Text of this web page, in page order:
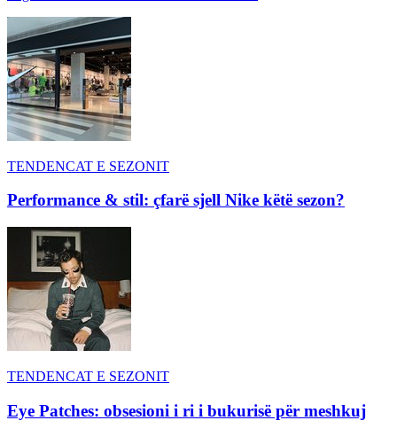
TENDENCAT E SEZONIT
Performance & stil: çfarë sjell Nike këtë sezon?
TENDENCAT E SEZONIT
Eye Patches: obsesioni i ri i bukurisë për meshkuj